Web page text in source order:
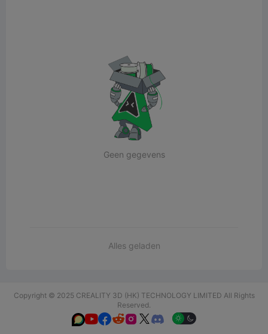
Geen gegevens
Alles geladen
Copyright © 2025 CREALITY 3D (HK) TECHNOLOGY LIMITED All Rights
Reserved.
  